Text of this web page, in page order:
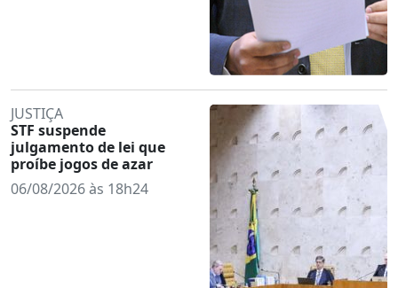
JUSTIÇA
STF suspende
julgamento de lei que
proíbe jogos de azar
06/08/2026 às 18h24